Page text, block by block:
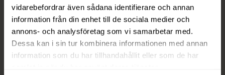
vidarebefordrar även sådana identifierare och annan
information från din enhet till de sociala medier och
annons- och analysföretag som vi samarbetar med.
Dessa kan i sin tur kombinera informationen med annan
information som du har tillhandahållit eller som de har